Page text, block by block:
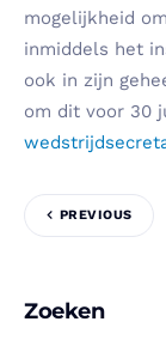
mogelijkheid
inmiddels het
ook in zijn
om dit voor 30
PREVIOUS
Zoeken